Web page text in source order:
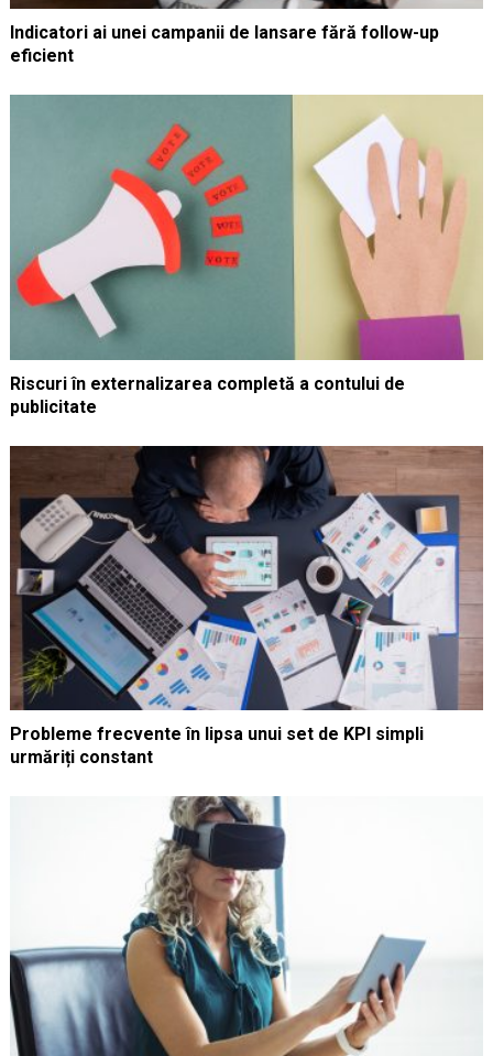
Indicatori ai unei campanii de lansare fără follow-up
eficient
Riscuri în externalizarea completă a contului de
publicitate
Probleme frecvente în lipsa unui set de KPI simpli
urmăriți constant